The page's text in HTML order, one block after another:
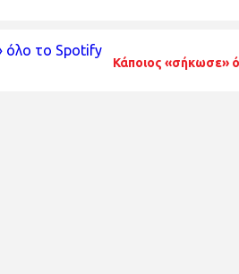
Κάποιος «σήκωσε»